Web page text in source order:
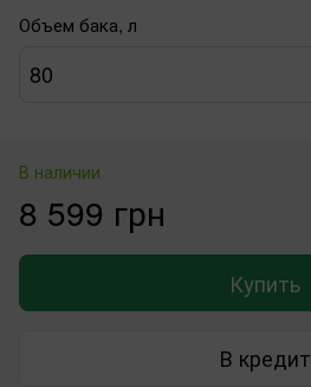
Объем бака, л
80
В наличии
8 599 грн
Купить
В кредит